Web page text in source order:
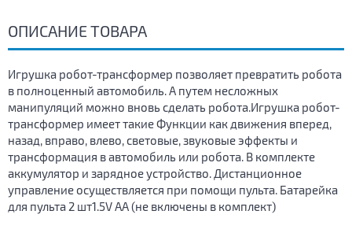
ОПИСАНИЕ ТОВАРА
Игрушка робот-трансформер позволяет превратить робота
в полноценный автомобиль. А путем несложных
манипуляций можно вновь сделать робота.Игрушка робот-
трансформер имеет такие Функции как движения вперед,
назад, вправо, влево, световые, звуковые эффекты и
трансформация в автомобиль или робота. В комплекте
аккумулятор и зарядное устройство. Дистанционное
управление осуществляется при помощи пульта. Батарейка
для пульта 2 шт1.5V AA (не включены в комплект)